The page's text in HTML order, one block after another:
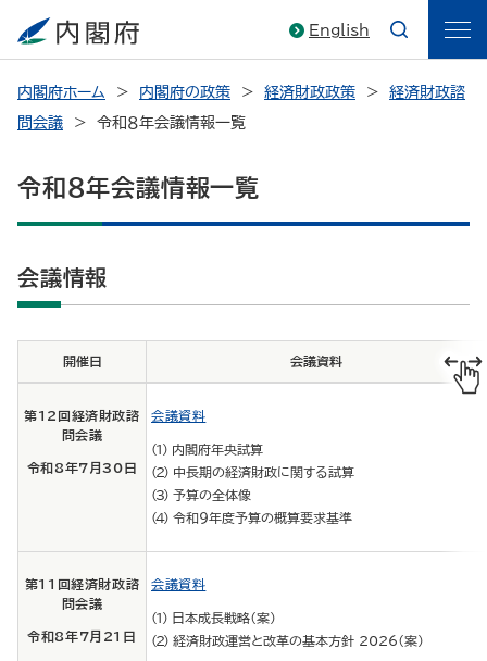
English
内閣府ホーム 内閣府の政策 経済財政政策
経済財政諮
問会議
令和８年会議情報一覧
令和８年会議情報一覧
会議情報
開催日 会議資料
第12回経済財政諮
問会議
令和8年7月30日
会議資料
内閣府年央試算
中長期の経済財政に関する試算
予算の全体像
令和９年度予算の概算要求基準
第11回経済財政諮
問会議
令和8年7月21日
会議資料
日本成長戦略（案）
経済財政運営と改革の基本方針 2026（案）